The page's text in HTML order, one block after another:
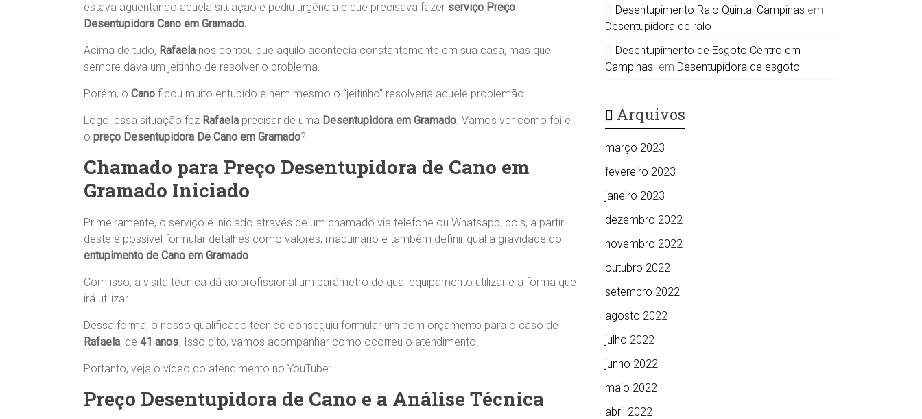
estava aguentando aquela situação e pediu urgência e que precisava fazer serviço Preço
Desentupidora Cano em Gramado.
Acima de tudo, Rafaela nos contou que aquilo acontecia constantemente em sua casa, mas que
sempre dava um jeitinho de resolver o problema.
Porém, o Cano ficou muito entupido e nem mesmo o “jeitinho” resolveria aquele problemão.
Logo, essa situação fez Rafaela precisar de uma Desentupidora em Gramado. Vamos ver como foi e
o preço Desentupidora De Cano em Gramado?
Chamado para Preço Desentupidora de Cano em
Gramado Iniciado
Primeiramente, o serviço é iniciado através de um chamado via telefone ou Whatsapp; pois, a partir
deste é possível formular detalhes como valores, maquinário e também definir qual a gravidade do
entupimento de Cano em Gramado.
Com isso, a visita técnica dá ao profissional um parâmetro de qual equipamento utilizar e a forma que
irá utilizar.
Dessa forma, o nosso qualificado técnico conseguiu formular um bom orçamento para o caso de
Rafaela, de 41 anos. Isso dito, vamos acompanhar como ocorreu o atendimento.
Portanto, veja o vídeo do atendimento no YouTube:
Preço Desentupidora de Cano e a Análise Técnica
Desentupimento Ralo Quintal Campinas em
Desentupidora de ralo
Desentupimento de Esgoto Centro em
Campinas em Desentupidora de esgoto
Arquivos
março 2023
fevereiro 2023
janeiro 2023
dezembro 2022
novembro 2022
outubro 2022
setembro 2022
agosto 2022
julho 2022
junho 2022
maio 2022
abril 2022